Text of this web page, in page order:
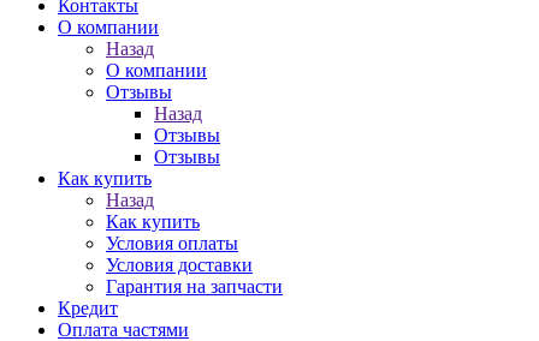
Контакты
О компании
Назад
О компании
Отзывы
Назад
Отзывы
Отзывы
Как купить
Назад
Как купить
Условия оплаты
Условия доставки
Гарантия на запчасти
Кредит
Оплата частями